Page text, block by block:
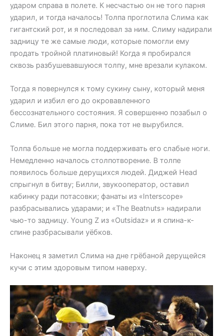
ударом справа в полете. К несчастью он не того парня
ударил, и тогда началось! Толпа проглотила Слима как
гигантский рот, и я последовал за ним. Слиму надирали
задницу те же самые люди, которые помогли ему
продать тройной платиновый! Когда я пробирался
сквозь разбушевавшуюся толпу, мне врезали кулаком.
Тогда я повернулся к тому сукину сыну, который меня
ударил и избил его до окровавленного
бессознательного состояния. Я совершенно позабыл о
Слиме. Бил этого парня, пока тот не вырубился.
Толпа больше не могла поддерживать его слабые ноги.
Немедленно началось столпотворение. В толпе
появилось больше дерущихся людей. Диджей Head
спрыгнул в битву; Билли, звукооператор, оставил
кабинку ради потасовки; фанаты из «Interscope»
разбрасывались ударами; и «The Beatnuts» надирали
чью-то задницу. Young Z из «Outsidaz» и я спина-к-
спине разбрасывали уёбков.
Наконец я заметил Слима на дне грёбаной дерущейся
кучи с этим здоровым типом наверху.